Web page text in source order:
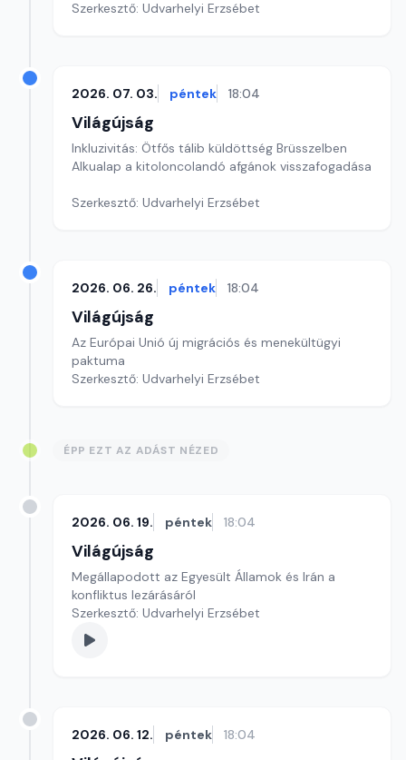
Szerkesztő: Udvarhelyi Erzsébet
2026. 07. 03. péntek 18:04
Világújság
Inkluzivitás: Ötfős tálib küldöttség Brüsszelben
Alkualap a kitoloncolandó afgánok visszafogadása
Szerkesztő: Udvarhelyi Erzsébet
2026. 06. 26. péntek 18:04
Világújság
Az Európai Unió új migrációs és menekültügyi
paktuma
Szerkesztő: Udvarhelyi Erzsébet
ÉPP EZT AZ ADÁST NÉZED
2026. 06. 19. péntek 18:04
Világújság
Megállapodott az Egyesült Államok és Irán a
konfliktus lezárásáról
Szerkesztő: Udvarhelyi Erzsébet
2026. 06. 12. péntek 18:04